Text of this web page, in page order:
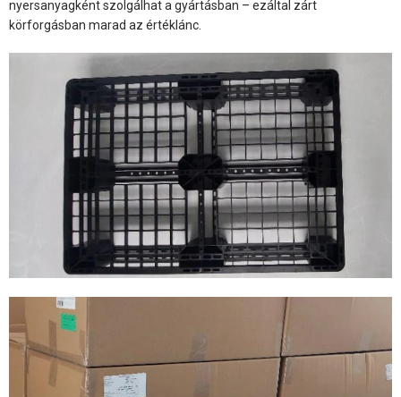
nyersanyagként szolgálhat a gyártásban – ezáltal zárt
körforgásban marad az értéklánc.